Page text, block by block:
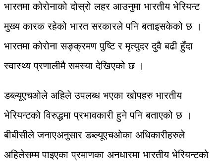
भारतमा कोरोनाको दोस्रो लहर आउनुमा भारतीय भेरियन्ट
मुख्य कारक रहेको भारत सरकारले पनि बताइसकेको छ ।
भारतमा कोरोना सङ्क्रमण पुष्टि र मृत्युदर दुवै बढी हुँदा
स्वास्थ्य प्रणालीमै समस्या देखिएको छ ।
डब्ल्यूएचओले अहिले उपलब्ध भएका खोपहरु भारतीय
भेरियन्टको विरुद्धमा प्रभावकारी हुने पनि बताएको छ ।
बीबीसीले जनाएअनुसार डब्ल्यूएचओका अधिकारीहरुले
अहिलेसम्म पाइएका प्रमाणका अनधारमा भारतीय भेरियन्टको